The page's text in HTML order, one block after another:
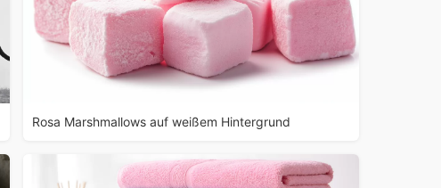
Rosa Marshmallows auf weißem Hintergrund